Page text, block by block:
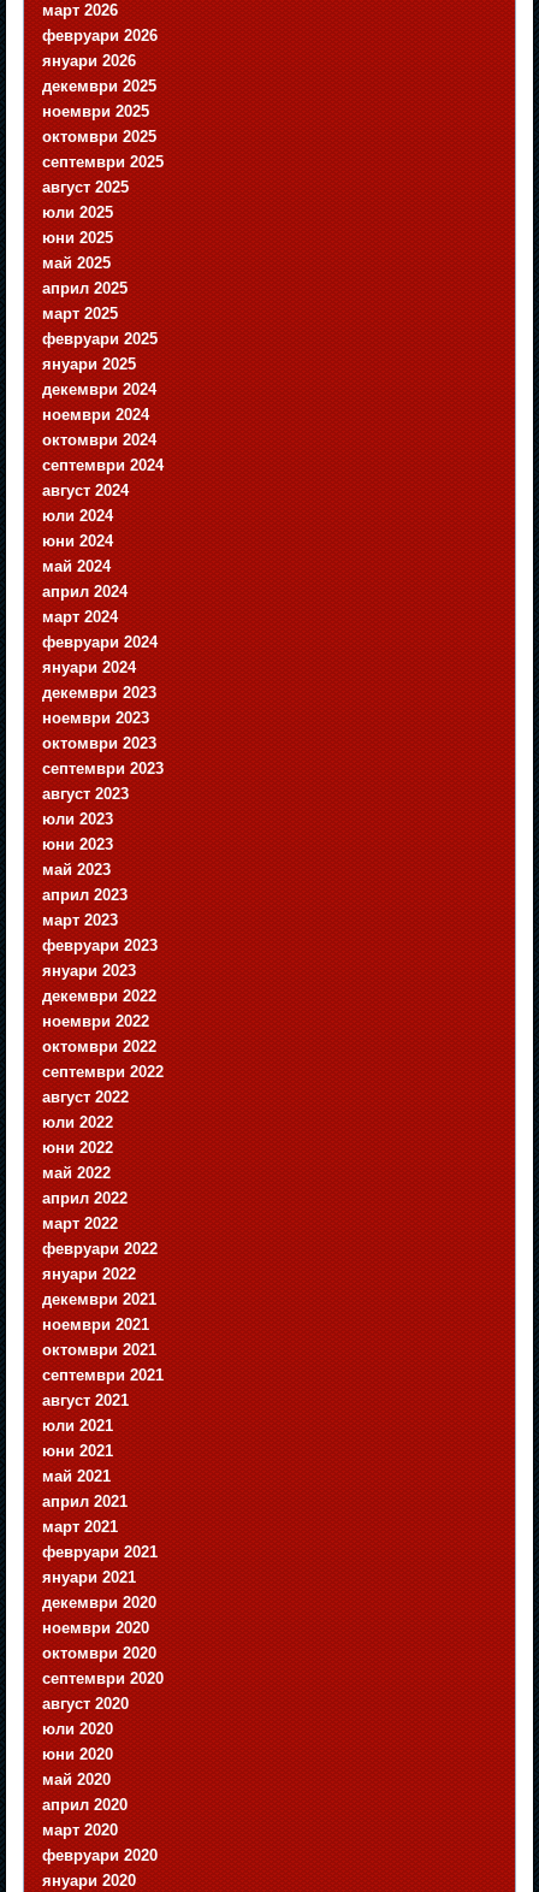
март 2026
февруари 2026
януари 2026
декември 2025
ноември 2025
октомври 2025
септември 2025
август 2025
юли 2025
юни 2025
май 2025
април 2025
март 2025
февруари 2025
януари 2025
декември 2024
ноември 2024
октомври 2024
септември 2024
август 2024
юли 2024
юни 2024
май 2024
април 2024
март 2024
февруари 2024
януари 2024
декември 2023
ноември 2023
октомври 2023
септември 2023
август 2023
юли 2023
юни 2023
май 2023
април 2023
март 2023
февруари 2023
януари 2023
декември 2022
ноември 2022
октомври 2022
септември 2022
август 2022
юли 2022
юни 2022
май 2022
април 2022
март 2022
февруари 2022
януари 2022
декември 2021
ноември 2021
октомври 2021
септември 2021
август 2021
юли 2021
юни 2021
май 2021
април 2021
март 2021
февруари 2021
януари 2021
декември 2020
ноември 2020
октомври 2020
септември 2020
август 2020
юли 2020
юни 2020
май 2020
април 2020
март 2020
февруари 2020
януари 2020